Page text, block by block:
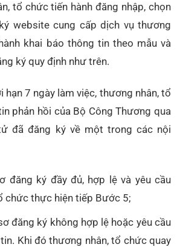
tổ chức tiến hành đăng nhập, chọn
website cung cấp dịch vụ thương
khai báo thông tin theo mẫu và
ký quy định như trên.
hạn 7 ngày làm việc, thương nhân, tổ
phản hồi của Bộ Công Thương qua
đã đăng ký về một trong các nội
đăng ký đầy đủ, hợp lệ và yêu cầu
chức thực hiện tiếp Bước 5;
đăng ký không hợp lệ hoặc yêu cầu
Khi đó thương nhân, tổ chức quay